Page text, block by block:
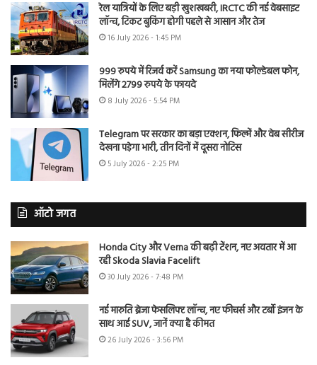
रेल यात्रियों के लिए बड़ी खुशखबरी, IRCTC की नई वेबसाइट
लॉन्च, टिकट बुकिंग होगी पहले से आसान और तेज
16 July 2026 - 1:45 PM
999 रुपये में रिजर्व करें Samsung का नया फोल्डेबल फोन,
मिलेंगे 2799 रुपये के फायदे
8 July 2026 - 5:54 PM
Telegram पर सरकार का बड़ा एक्शन, फिल्में और वेब सीरीज
देखना पड़ेगा भारी, तीन दिनों में दूसरा नोटिस
5 July 2026 - 2:25 PM
ऑटो जगत
Honda City और Verna की बढ़ी टेंशन, नए अवतार में आ
रही Skoda Slavia Facelift
30 July 2026 - 7:48 PM
नई मारुति ब्रेजा फेसलिफ्ट लॉन्च, नए फीचर्स और टर्बो इंजन के
साथ आई SUV, जानें क्या है कीमत
26 July 2026 - 3:56 PM